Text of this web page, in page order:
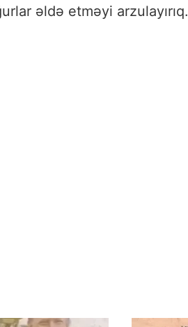
əldə etməyi arzulayırıq.